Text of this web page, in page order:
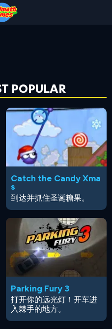
POPULAR
Catch the Candy Xma
s
到达并抓住圣诞糖果。
Parking Fury 3
打开你的远光灯！开车进
入棘手的地方。